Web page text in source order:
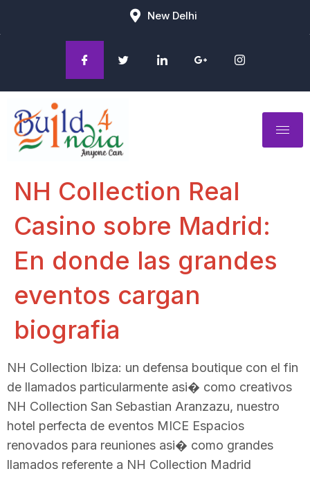
New Delhi
NH Collection Real
Casino sobre Madrid:
En donde las grandes
eventos cargan
biografia
NH Collection Ibiza: un defensa boutique con el fin
de llamados particularmente asi� como creativos
NH Collection San Sebastian Aranzazu, nuestro
hotel perfecta de eventos MICE Espacios
renovados para reuniones asi� como grandes
llamados referente a NH Collection Madrid